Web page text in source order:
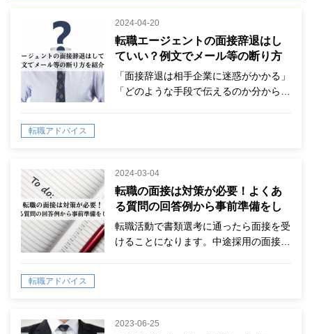
2024-04-20
転職エージェントの面接辞退はし
ていい？例文でメール等の断り方
を紹介！
「面接辞退は相手企業に迷惑がかかる」
「どのような手段で伝えるのか分から…
転職アドバイス
2024-03-04
転職の面接は対策が必要！よくあ
る質問の回答例から事前準備をし
よう！
転職活動で書類選考に通ったら面接を受
けることになります。中途採用の面接…
転職アドバイス
2023-06-25